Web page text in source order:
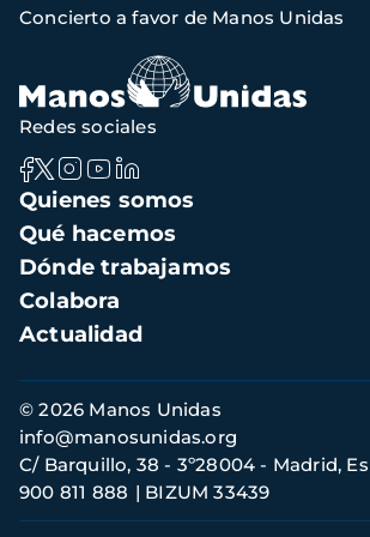
de
navegación
Concierto a favor de Manos Unidas
Navegación
principal
Quienes somos
Qué hacemos
Dónde trabajamos
Colabora
Actualidad
Redes sociales
Información
de
contacto
© 2026 Manos Unidas
C/ Barquillo, 38 - 3º28004 - Madrid,
900 811 888
BIZUM 33439
info@manosunidas.org